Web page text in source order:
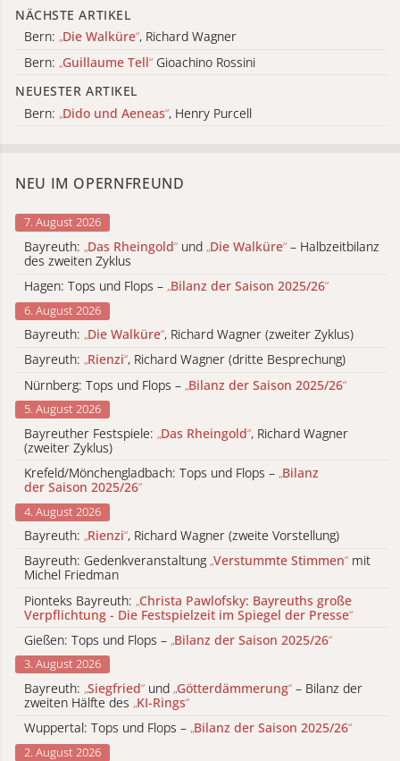
NÄCHSTE ARTIKEL
Bern: „Die Walküre“, Richard Wagner
Bern: „Guillaume Tell“ Gioachino Rossini
NEUESTER ARTIKEL
Bern: „Dido und Aeneas“, Henry Purcell
NEU IM OPERNFREUND
7. August 2026
Bayreuth: „Das Rheingold“ und „Die Walküre“ – Halbzeitbilanz
des zweiten Zyklus
Hagen: Tops und Flops – „Bilanz der Saison 2025/26“
6. August 2026
Bayreuth: „Die Walküre“, Richard Wagner (zweiter Zyklus)
Bayreuth: „Rienzi“, Richard Wagner (dritte Besprechung)
Nürnberg: Tops und Flops – „Bilanz der Saison 2025/26“
5. August 2026
Bayreuther Festspiele: „Das Rheingold“, Richard Wagner
(zweiter Zyklus)
Krefeld/Mönchengladbach: Tops und Flops – „Bilanz
der Saison 2025/26“
4. August 2026
Bayreuth: „Rienzi“, Richard Wagner (zweite Vorstellung)
Bayreuth: Gedenkveranstaltung „Verstummte Stimmen“ mit
Michel Friedman
Pionteks Bayreuth: „Christa Pawlofsky: Bayreuths große
Verpflichtung - Die Festspielzeit im Spiegel der Presse“
Gießen: Tops und Flops – „Bilanz der Saison 2025/26“
3. August 2026
Bayreuth: „Siegfried“ und „Götterdämmerung“ – Bilanz der
zweiten Hälfte des „KI-Rings“
Wuppertal: Tops und Flops – „Bilanz der Saison 2025/26“
2. August 2026